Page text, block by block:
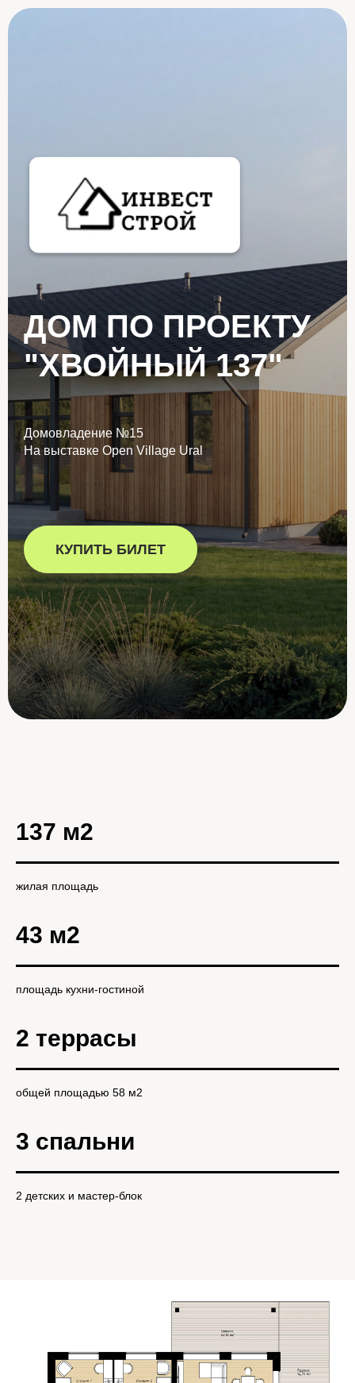
ДОМ ПО ПРОЕКТУ
"ХВОЙНЫЙ 137"
Домовладение №15
На выставке Open Village Ural
КУПИТЬ БИЛЕТ
137 м2
жилая площадь
43 м2
площадь кухни-гостиной
2 террасы
общей площадью 58 м2
3 спальни
2 детских и мастер-блок